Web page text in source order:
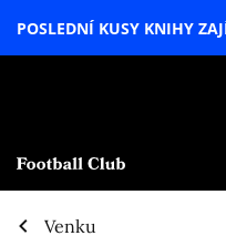
POSLEDNÍ KUSY KNIHY
Venku